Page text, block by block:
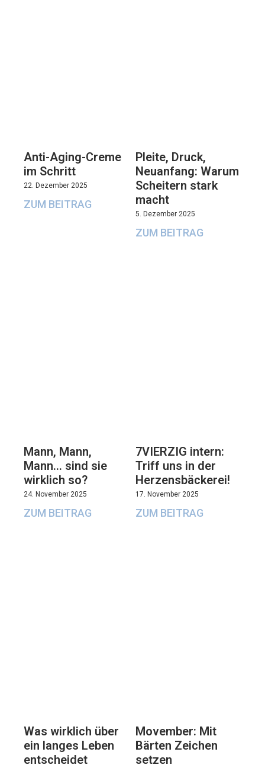
Anti-Aging-Creme
im Schritt
22. Dezember 2025
ZUM BEITRAG
Pleite, Druck,
Neuanfang: Warum
Scheitern stark
macht
5. Dezember 2025
ZUM BEITRAG
Mann, Mann,
Mann… sind sie
wirklich so?
24. November 2025
ZUM BEITRAG
7VIERZIG intern:
Triff uns in der
Herzensbäckerei!
17. November 2025
ZUM BEITRAG
Was wirklich über
ein langes Leben
entscheidet
Movember: Mit
Bärten Zeichen
setzen